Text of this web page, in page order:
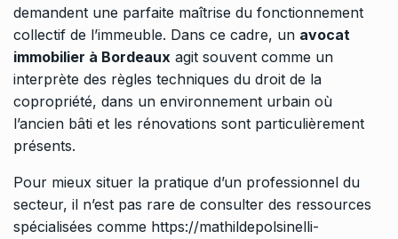
demandent une parfaite maîtrise du fonctionnement
collectif de l’immeuble. Dans ce cadre, un avocat
immobilier à Bordeaux agit souvent comme un
interprète des règles techniques du droit de la
copropriété, dans un environnement urbain où
l’ancien bâti et les rénovations sont particulièrement
présents.
Pour mieux situer la pratique d’un professionnel du
secteur, il n’est pas rare de consulter des ressources
spécialisées comme https://mathildepolsinelli-